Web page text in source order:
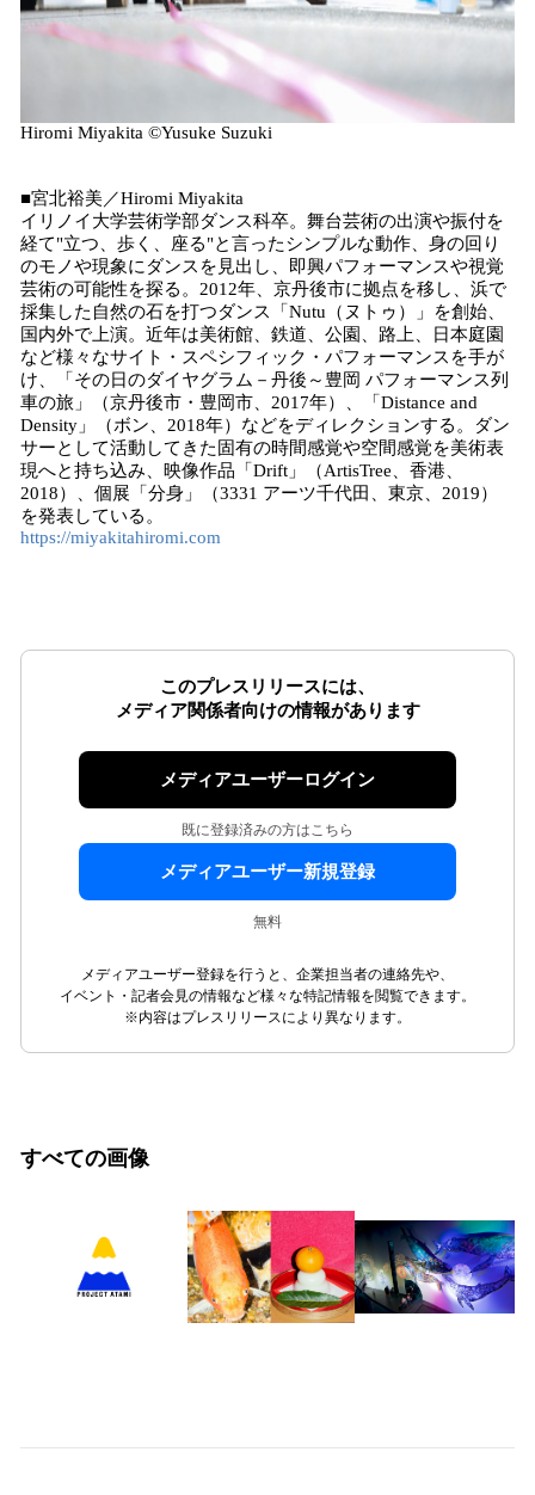
Hiromi Miyakita ©️Yusuke Suzuki
■宮北裕美／Hiromi Miyakita
イリノイ大学芸術学部ダンス科卒。舞台芸術の出演や振付を
経て"立つ、歩く、座る"と言ったシンプルな動作、身の回り
のモノや現象にダンスを見出し、即興パフォーマンスや視覚
芸術の可能性を探る。2012年、京丹後市に拠点を移し、浜で
採集した自然の石を打つダンス「Nutu（ヌトゥ）」を創始、
国内外で上演。近年は美術館、鉄道、公園、路上、日本庭園
など様々なサイト・スペシフィック・パフォーマンスを手が
け、「その日のダイヤグラム－丹後～豊岡 パフォーマンス列
車の旅」（京丹後市・豊岡市、2017年）、「Distance and
Density」（ボン、2018年）などをディレクションする。ダン
サーとして活動してきた固有の時間感覚や空間感覚を美術表
現へと持ち込み、映像作品「Drift」（ArtisTree、香港、
2018）、個展「分身」（3331 アーツ千代田、東京、2019）
を発表している。
https://miyakitahiromi.com
このプレスリリースには、
メディア関係者向けの情報があります
メディアユーザーログイン
既に登録済みの方はこちら
メディアユーザー新規登録
無料
メディアユーザー登録を行うと、企業担当者の連絡先や、
イベント・記者会見の情報など様々な特記情報を閲覧できます。
※内容はプレスリリースにより異なります。
すべての画像